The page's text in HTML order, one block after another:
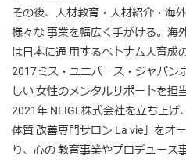
その後、人材教育・人材紹介・海
様々な 事業を幅広く手がける。海
は日本に通 用するベトナム人育成
2017ミス・ユニバース・ジャパン
しい 女性のメンタルサポートを担当
2021年 NEIGE株式会社を立ち上げ
体質 改善専門サロン La vie」をオ
り、心の 教育事業やプロデュース